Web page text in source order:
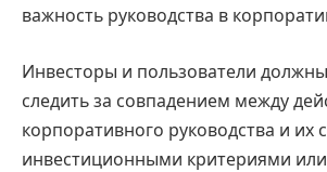
важность руководства в
Инвесторы и пользователи
следить за совпадением между
корпоративного руководства и их
инвестиционными критериями